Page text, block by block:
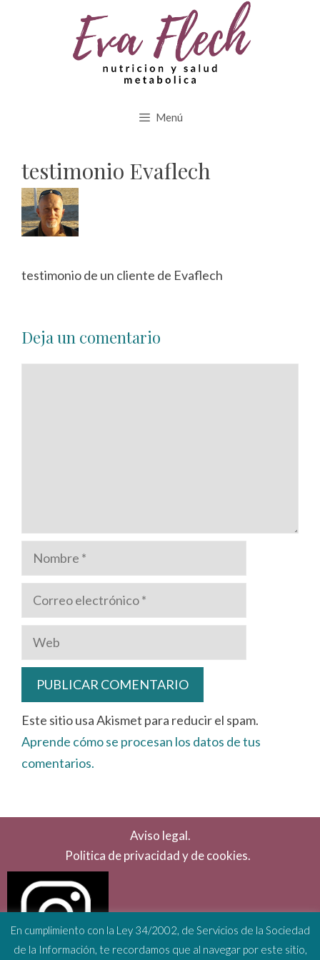
Menú
testimonio Evaflech
testimonio de un cliente de Evaflech
Deja un comentario
Nombre
Correo
electrónico
Web
Este sitio usa Akismet para reducir el spam.
Aprende cómo se procesan los datos de tus
comentarios.
Aviso legal.
Politica de privacidad y de cookies.
En cumplimiento con la Ley 34/2002, de Servicios de la Sociedad
de la Información, te recordamos que al navegar por este sitio,